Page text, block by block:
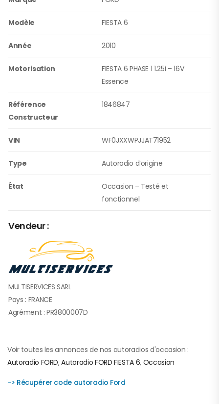
Modèle FIESTA 6
Année 2010
Motorisation
FIESTA 6 PHASE 1 1.25i – 16V
Essence
Référence
Constructeur
1846847
VIN WF0JXXWPJJAT71952
Type Autoradio d’origine
État
Occasion – Testé et
fonctionnel
Vendeur :
MULTISERVICES SARL
Pays : FRANCE
Agrément : PR3800007D
Voir toutes les annonces de nos autoradios d'occasion :
Autoradio FORD,Autoradio FORD FIESTA 6, Occasion
-> Récupérer code autoradio Ford